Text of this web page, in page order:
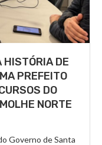
HISTÓRIA DE
PREFEITO
DO
NORTE
Governo de Santa